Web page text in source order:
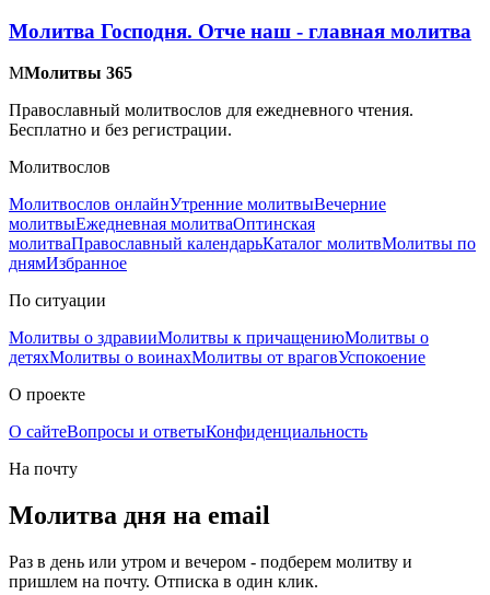
Молитва Господня. Отче наш - главная молитва
ММолитвы 365
Православный молитвослов для ежедневного чтения.
Бесплатно и без регистрации.
Молитвослов
Молитвослов онлайнУтренние молитвыВечерние
молитвыЕжедневная молитваОптинская
молитваПравославный календарьКаталог молитвМолитвы по
днямИзбранное
По ситуации
Молитвы о здравииМолитвы к причащениюМолитвы о
детяхМолитвы о воинахМолитвы от враговУспокоение
О проекте
О сайтеВопросы и ответыКонфиденциальность
На почту
Молитва дня на email
Раз в день или утром и вечером - подберем молитву и
пришлем на почту. Отписка в один клик.